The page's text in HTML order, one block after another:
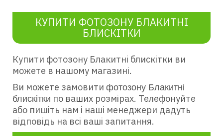
КУПИТИ ФОТОЗОНУ БЛАКИТНІ
БЛИСКІТКИ
Купити фотозону Блакитні блискітки ви
можете в нашому магазині.
Ви можете замовити фотозону Блакитні
блискітки по ваших розмірах. Телефонуйте
або пишіть нам і наші менеджери дадуть
відповідь на всі ваші запитання.